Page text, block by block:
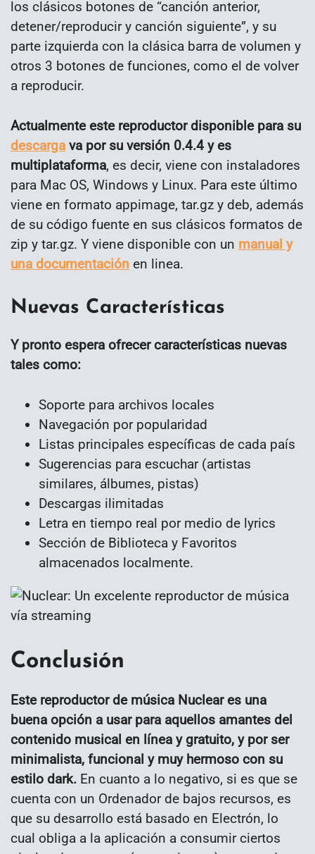
los clásicos botones de “canción anterior,
detener/reproducir y canción siguiente”, y su
parte izquierda con la clásica barra de volumen y
otros 3 botones de funciones, como el de volver
a reproducir.
Actualmente este reproductor disponible para su
descarga va por su versión 0.4.4 y es
multiplataforma, es decir, viene con instaladores
para Mac OS, Windows y Linux. Para este último
viene en formato appimage, tar.gz y deb, además
de su código fuente en sus clásicos formatos de
zip y tar.gz. Y viene disponible con un manual y
una documentación en linea.
Nuevas Características
Y pronto espera ofrecer características nuevas
tales como:
Soporte para archivos locales
Navegación por popularidad
Listas principales específicas de cada país
Sugerencias para escuchar (artistas
similares, álbumes, pistas)
Descargas ilimitadas
Letra en tiempo real por medio de lyrics
Sección de Biblioteca y Favoritos
almacenados localmente.
Conclusión
Este reproductor de música Nuclear es una
buena opción a usar para aquellos amantes del
contenido musical en línea y gratuito, y por ser
minimalista, funcional y muy hermoso con su
estilo dark. En cuanto a lo negativo, si es que se
cuenta con un Ordenador de bajos recursos, es
que su desarrollo está basado en Electrón, lo
cual obliga a la aplicación a consumir ciertos